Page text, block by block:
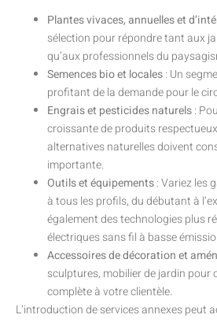
Plantes vivaces, annuelles et
sélection pour répondre tant aux
qu’aux professionnels du
Semences bio et locales: Un
profitant de la demande pour le
Engrais et pesticides naturels:
croissante de produits
alternatives naturelles doivent
importante.
Outils et équipements: Variez les
à tous les profils, du débutant à
également des technologies plus
électriques sans fil à basse
Accessoires de décoration et
sculptures, mobilier de jardin pour
complète à votre clientèle.
L’introduction de services annexes peut